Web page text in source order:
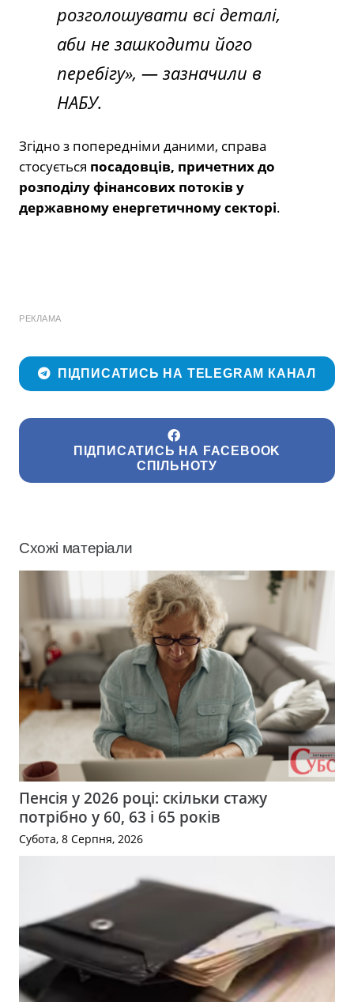
розголошувати всі деталі,
аби не зашкодити його
перебігу», — зазначили в
НАБУ.
Згідно з попередніми даними, справа
стосується посадовців, причетних до
розподілу фінансових потоків у
державному енергетичному секторі.
РЕКЛАМА
ПІДПИСАТИСЬ НА TELEGRAM КАНАЛ
ПІДПИСАТИСЬ НА FACEBOOK
СПІЛЬНОТУ
Схожі матеріали
Пенсія у 2026 році: скільки стажу
потрібно у 60, 63 і 65 років
Субота, 8 Серпня, 2026